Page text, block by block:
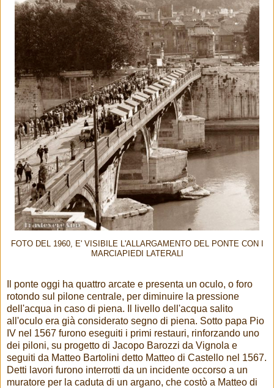
FOTO DEL 1960, E' VISIBILE L'ALLARGAMENTO DEL PONTE CON I
MARCIAPIEDI LATERALI
Il ponte oggi ha quattro arcate e presenta un oculo, o foro
rotondo sul pilone centrale, per diminuire la pressione
dell'acqua in caso di piena. Il livello dell'acqua salito
all'oculo era già considerato segno di piena. Sotto papa Pio
IV nel 1567 furono eseguiti i primi restauri, rinforzando uno
dei piloni, su progetto di Jacopo Barozzi da Vignola e
seguiti da Matteo Bartolini detto Matteo di Castello nel 1567.
Detti lavori furono interrotti da un incidente occorso a un
muratore per la caduta di un argano, che costò a Matteo di